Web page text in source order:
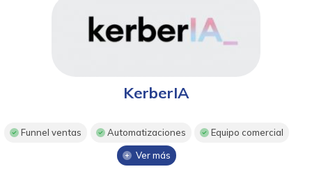
KerberIA
Funnel ventas Automatizaciones Equipo comercial
Ver más